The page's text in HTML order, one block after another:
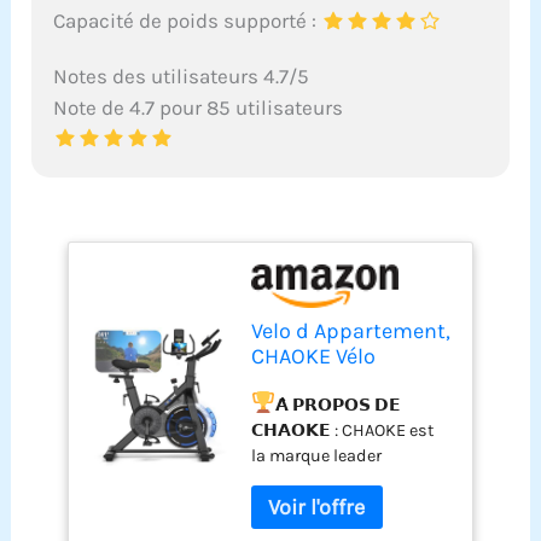
Capacité de poids supporté :
Notes des utilisateurs 4.7/5
Note de 4.7 pour 85 utilisateurs
Velo d Appartement,
CHAOKE Vélo
Silencieux avec
Résistance
Magnétique
Réglable, Vélo
d'exercice
d'intérieur avec App
𝗔̀ 𝗣𝗥𝗢𝗣𝗢𝗦 𝗗𝗘
𝗖𝗛𝗔𝗢𝗞𝗘 : CHAOKE est
la marque leader
mondiale de velo d
appartement intelligents.
Nous nous engageons à